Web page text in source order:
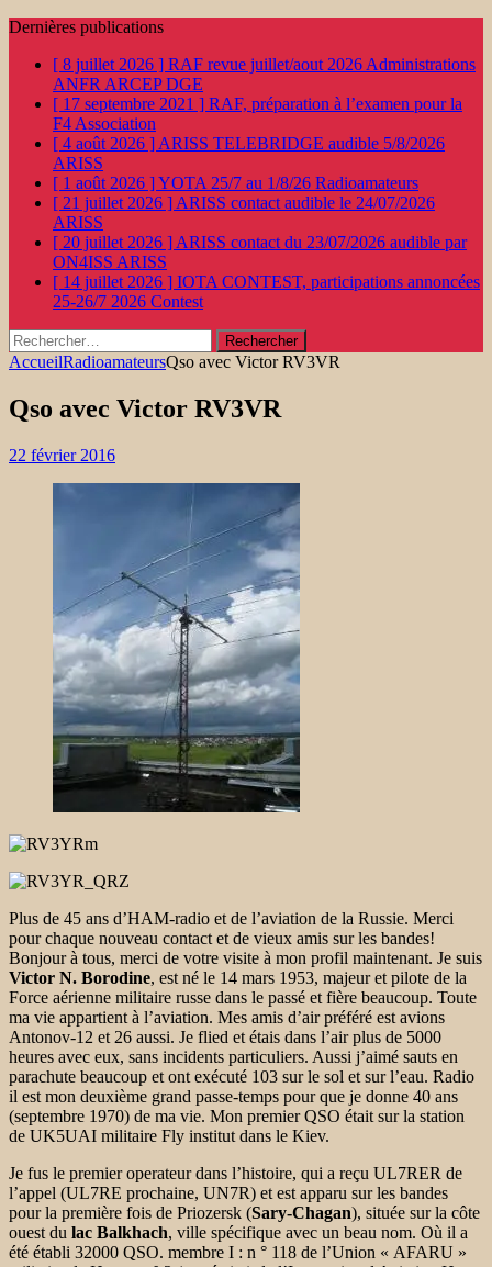
Dernières publications
[ 8 juillet 2026 ] RAF revue juillet/aout 2026 Administrations
ANFR ARCEP DGE
[ 17 septembre 2021 ] RAF, préparation à l’examen pour la
F4 Association
[ 4 août 2026 ] ARISS TELEBRIDGE audible 5/8/2026
ARISS
[ 1 août 2026 ]YOTA 25/7 au 1/8/26 Radioamateurs
[ 21 juillet 2026 ] ARISS contact audible le 24/07/2026
ARISS
[ 20 juillet 2026 ] ARISS contact du 23/07/2026 audible par
ON4ISS ARISS
[ 14 juillet 2026 ] IOTA CONTEST, participations annoncées
25-26/7 2026 Contest
Rechercher :
AccueilRadioamateursQso avec Victor RV3VR
Qso avec Victor RV3VR
22 février 2016
Plus de 45 ans d’HAM-radio et de l’aviation de la Russie. Merci
pour chaque nouveau contact et de vieux amis sur les bandes!
Bonjour à tous, merci de votre visite à mon profil maintenant. Je suis
Victor N. Borodine, est né le 14 mars 1953, majeur et pilote de la
Force aérienne militaire russe dans le passé et fière beaucoup. Toute
ma vie appartient à l’aviation. Mes amis d’air préféré est avions
Antonov-12 et 26 aussi. Je flied et étais dans l’air plus de 5000
heures avec eux, sans incidents particuliers. Aussi j’aimé sauts en
parachute beaucoup et ont exécuté 103 sur le sol et sur l’eau. Radio
il est mon deuxième grand passe-temps pour que je donne 40 ans
(septembre 1970) de ma vie. Mon premier QSO était sur la station
de UK5UAI militaire Fly institut dans le Kiev.
Je fus le premier operateur dans l’histoire, qui a reçu UL7RER de
l’appel (UL7RE prochaine, UN7R) et est apparu sur les bandes
pour la première fois de Priozersk (Sary-Chagan), située sur la côte
ouest du lac Balkhach, ville spécifique avec un beau nom. Où il a
été établi 32000 QSO. membre I : n ° 118 de l’Union « AFARU »